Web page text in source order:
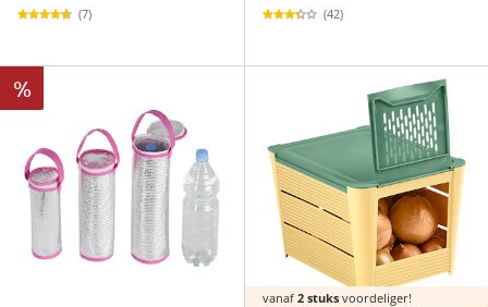
(7)
(42)
%
vanaf 2 stuksvoordeliger!